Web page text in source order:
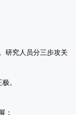
研究人员分三步攻关
。
：